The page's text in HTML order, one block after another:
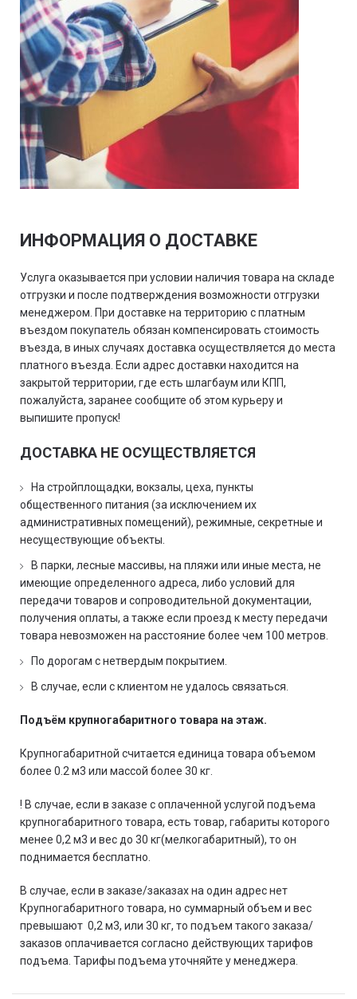
ИНФОРМАЦИЯ О ДОСТАВКЕ
Услуга оказывается при условии наличия товара на складе
отгрузки и после подтверждения возможности отгрузки
менеджером. При доставке на территорию с платным
въездом покупатель обязан компенсировать стоимость
въезда, в иных случаях доставка осуществляется до места
платного въезда. Если адрес доставки находится на
закрытой территории, где есть шлагбаум или КПП,
пожалуйста, заранее сообщите об этом курьеру и
выпишите пропуск!
ДОСТАВКА НЕ ОСУЩЕСТВЛЯЕТСЯ
На стройплощадки, вокзалы, цеха, пункты
общественного питания (за исключением их
административных помещений), режимные, секретные и
несуществующие объекты.
В парки, лесные массивы, на пляжи или иные места, не
имеющие определенного адреса, либо условий для
передачи товаров и сопроводительной документации,
получения оплаты, а также если проезд к месту передачи
товара невозможен на расстояние более чем 100 метров.
По дорогам с нетвердым покрытием.
В случае, если с клиентом не удалось связаться.
Подъём крупногабаритного товара на этаж.
Крупногабаритной считается единица товара объемом
более 0.2 м3 или массой более 30 кг.
! В случае, если в заказе с оплаченной услугой подъема
крупногабаритного товара, есть товар, габариты которого
менее 0,2 м3 и вес до 30 кг(мелкогабаритный), то он
поднимается бесплатно.
В случае, если в заказе/заказах на один адрес нет
Крупногабаритного товара, но суммарный объем и вес
превышают 0,2 м3, или 30 кг, то подъем такого заказа/
заказов оплачивается согласно действующих тарифов
подъема. Тарифы подъема уточняйте у менеджера.